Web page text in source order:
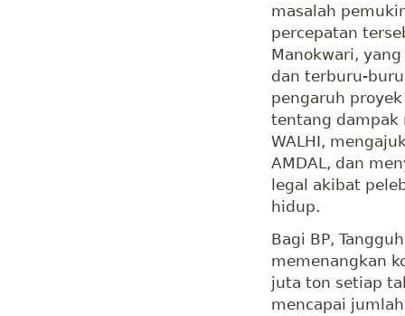
masalah
percepatan
Manokwari,
dan terburu-
pengaruh
tentang dampak
WALHI,
AMDAL, dan
legal akibat
hidup.
Bagi BP,
memenangkan
juta ton setiap
mencapai